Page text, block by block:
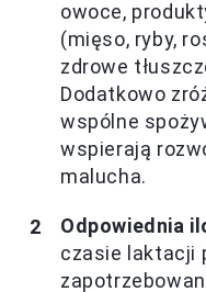
owoce,
(mięso, ryby,
zdrowe
Dodatkowo
wspólne
wspierają
malucha.
Odpowiednia
czasie laktacji